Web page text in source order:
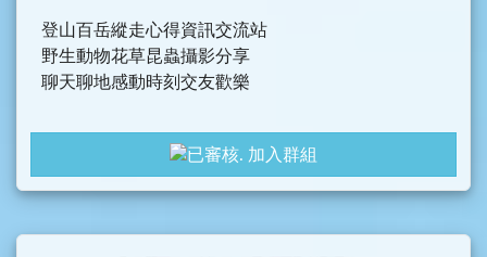
登山百岳縱走心得資訊交流站
野生動物花草昆蟲攝影分享
聊天聊地感動時刻交友歡樂
加入群組